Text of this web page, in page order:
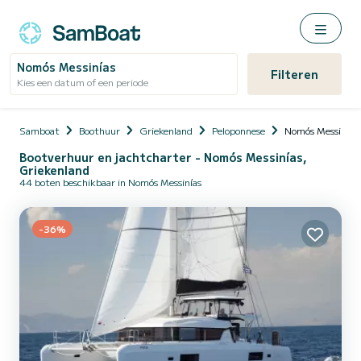
Nomós Messinías
Kies een datum of een periode Filteren
Samboat Boothuur Griekenland Peloponnese Nomós Messinías
Bootverhuur en jachtcharter - Nomós Messinías,
Griekenland
44 boten beschikbaar in Nomós Messinías
-36%